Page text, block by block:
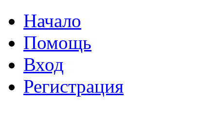
Начало
Помощь
Вход
Регистрация